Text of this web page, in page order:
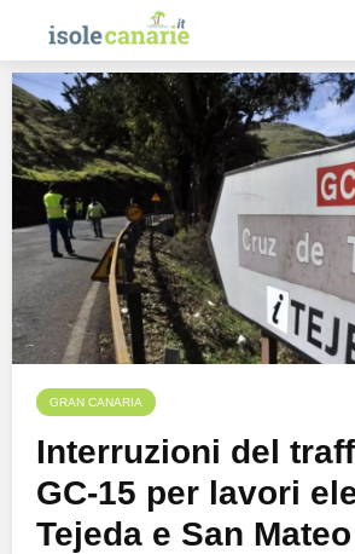
GRAN CANARIA
Interruzioni del
GC-15 per lavori
Tejeda e San Mateo